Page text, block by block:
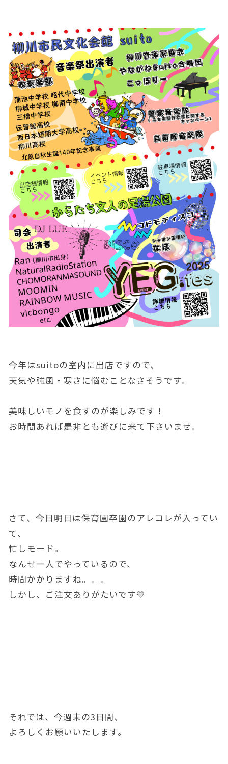
今年はsuitoの室内に出店ですので、
天気や強風・寒さに悩むことなさそうです。
美味しいモノを食すのが楽しみです！
お時間あれば是非とも遊びに来て下さいませ。
さて、今日明日は保育園卒園のアレコレが入ってい
て、
忙しモード。
なんせ一人でやっているので、
時間かかりますね。。。
しかし、ご注文ありがたいです💛
それでは、今週末の3日間、
よろしくお願いいたします。